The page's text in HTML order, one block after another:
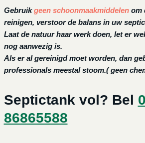
Gebruikgeen schoonmaakmiddelen om
reinigen, verstoor de balans in uw
Laat de natuur haar werk doen, let er
nog aanwezig is.
Als er al gereinigd moet worden, dan
professionals meestal stoom.( geen
Septictank vol? Bel
86865588